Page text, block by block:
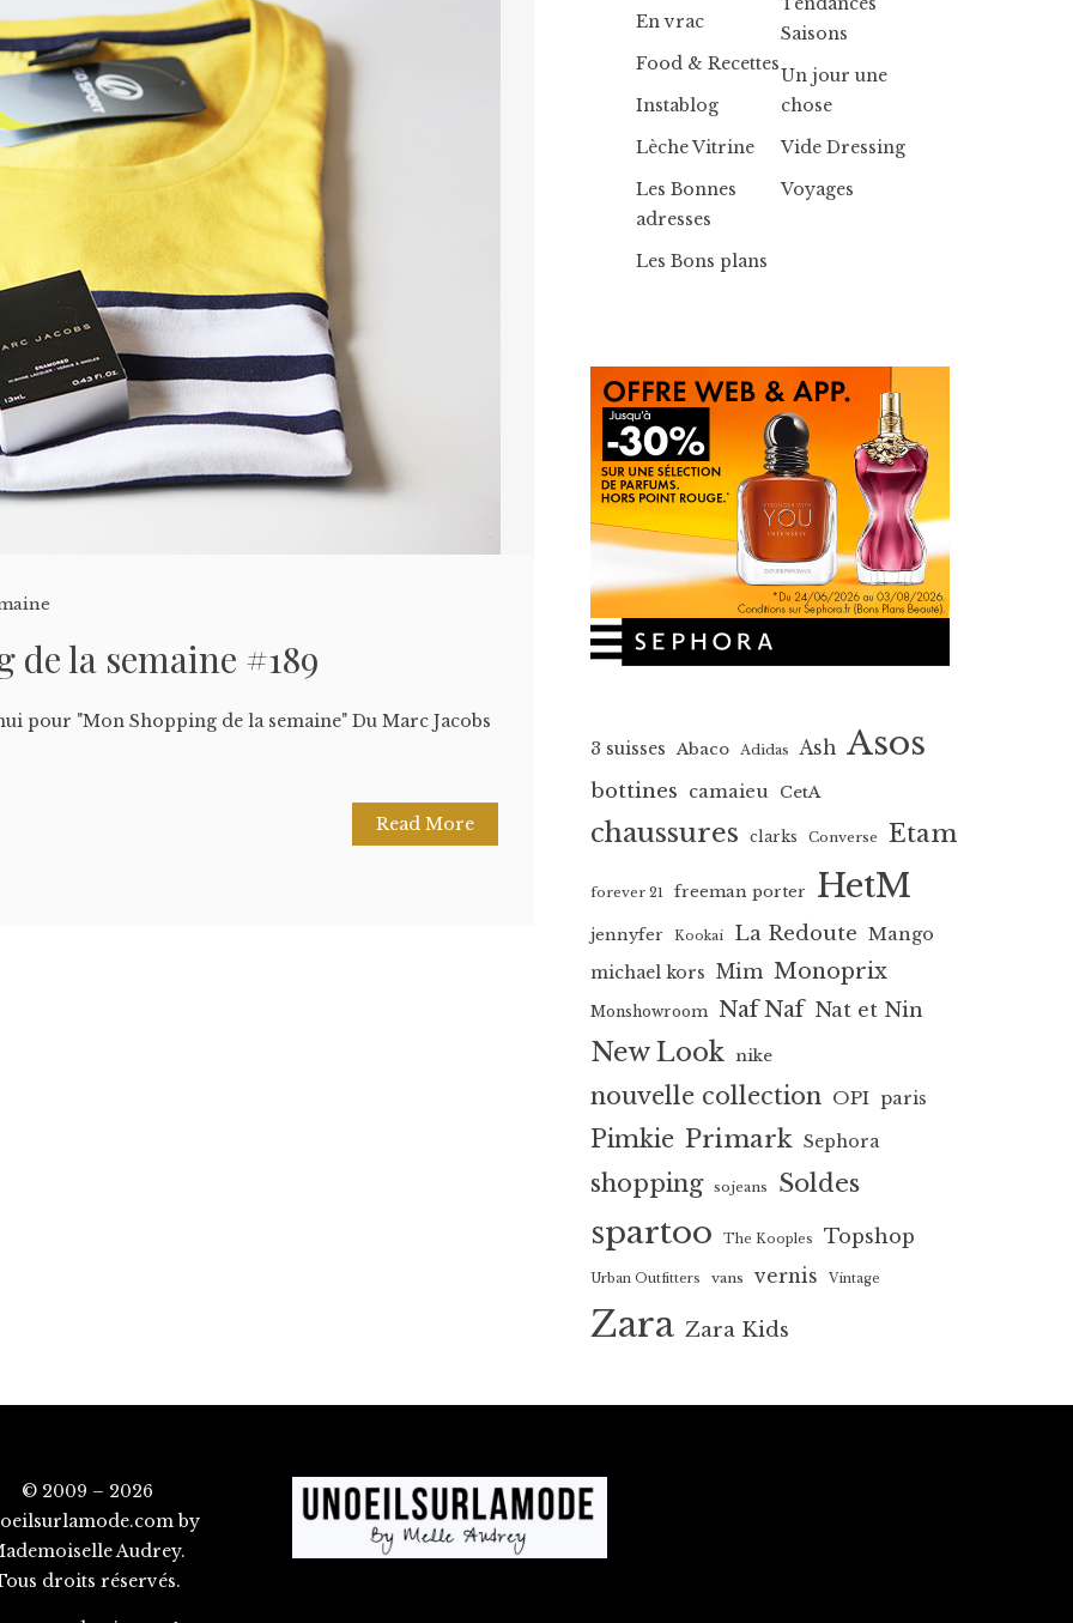
de la semaine #189
pour "Mon Shopping de la semaine" Du Marc Jacobs
Read More
En vrac
Food & Recettes
Instablog
Lèche Vitrine
Les Bonnes
adresses
Les Bons plans
Saisons
Un jour une
chose
Vide Dressing
Voyages
3 suisses Abaco Adidas Ash Asos
bottines camaieu CetA
chaussures clarks Converse Etam
forever 21 freeman porter HetM
jennyfer Kookai La Redoute Mango
michael kors Mim Monoprix
Monshowroom Naf Naf Nat et Nin
New Look nike
nouvelle collection OPI paris
Pimkie Primark Sephora
shopping sojeans Soldes
spartoo The Kooples Topshop
Urban Outfitters vans vernis Vintage
Zara Zara Kids
© 2009 – 2026
by
Audrey.
droits réservés.